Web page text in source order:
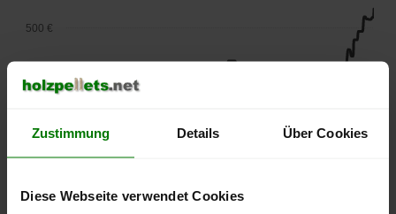
Zustimmung Details Über Cookies
Diese Webseite verwendet Cookies
300 €
500 €